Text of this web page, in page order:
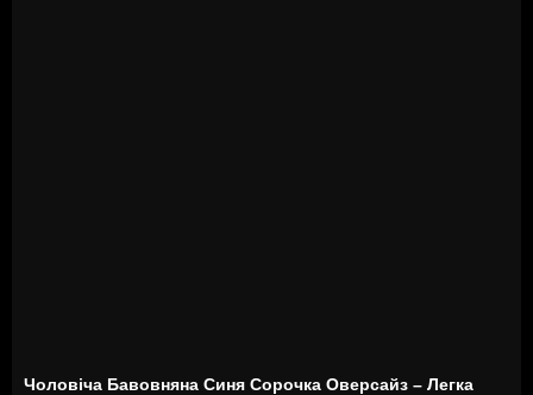
Чоловіча Бавовняна Синя Сорочка Оверсайз – Легка